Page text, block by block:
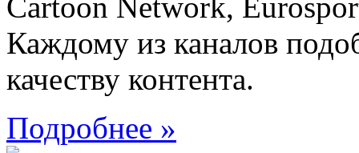
Cartoon Network,
Каждому из каналов
качеству контента.
Подробнее »